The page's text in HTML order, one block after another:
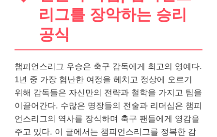
리그를 장악하는 승리
공식
챔피언스리그 우승은 축구 감독에게 최고의 영예다.
1년 중 가장 험난한 여정을 헤치고 정상에 오르기
위해 감독들은 자신만의 전략과 철학을 가지고 팀을
이끌어간다. 수많은 명장들의 전술과 리더십은 챔피
언스리그의 역사를 장식하며 축구 팬들에게 영감을
주고 있다. 이 글에서는 챔피언스리그를 정복한 감